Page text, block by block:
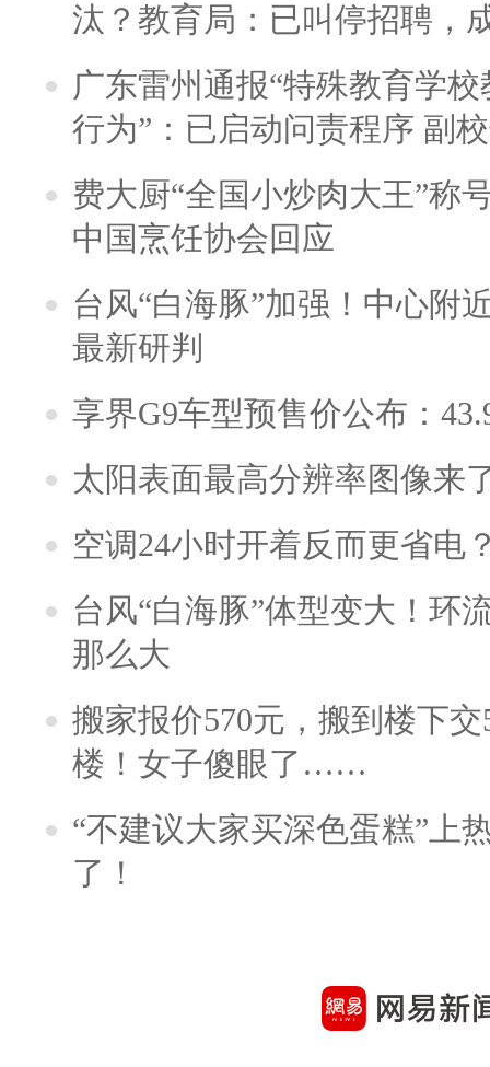
汰？教育局：已叫停招聘，
广东雷州通报“特殊教育学
行为”：已启动问责程序 副
费大厨“全国小炒肉大王”称
中国烹饪协会回应
台风“白海豚”加强！中心附
最新研判
享界G9车型预售价公布：
太阳表面最高分辨率图像来
空调24小时开着反而更省电
台风“白海豚”体型变大！环
那么大
搬家报价570元，搬到楼下
楼！女子傻眼了……
“不建议大家买深色蛋糕”上
了！